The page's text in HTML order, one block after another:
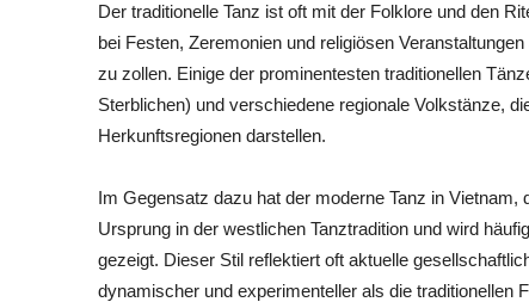
Der traditionelle Tanz ist oft mit der Folklore und den
bei Festen, Zeremonien und religiösen
zu zollen. Einige der prominentesten traditionellen
Sterblichen) und verschiedene regionale Volkstänze,
Herkunftsregionen darstellen.
Im Gegensatz dazu hat der moderne Tanz in
Ursprung in der westlichen Tanztradition und wird
gezeigt. Dieser Stil reflektiert oft aktuelle
dynamischer und experimenteller als die traditionellen